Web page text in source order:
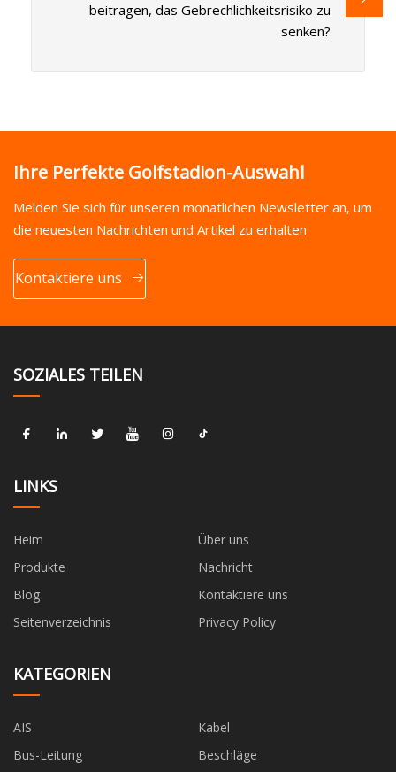
beitragen, das Gebrechlichkeitsrisiko zu
senken?
Ihre Perfekte Golfstadion-Auswahl
Melden Sie sich für unseren monatlichen Newsletter an, um
die neuesten Nachrichten und Artikel zu erhalten
Kontaktiere uns
SOZIALES TEILEN
LINKS
Heim
Über uns
Produkte
Nachricht
Blog
Kontaktiere uns
Seitenverzeichnis
Privacy Policy
KATEGORIEN
AIS
Kabel
Bus-Leitung
Beschläge